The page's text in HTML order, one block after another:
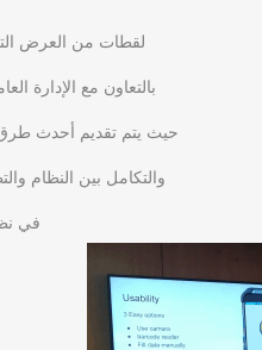
لقطات من العرض
بالتعاون مع الإدارة
حيث يتم تقديم أحدث طرق
والتكامل بين النظام
في